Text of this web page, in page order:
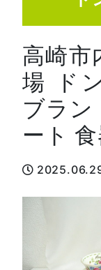
高崎市
場 ド
ブラ
ート